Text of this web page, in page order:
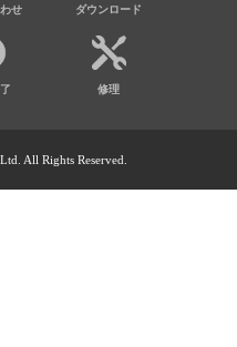
せ ダウンロード
修理
All Rights Reserved.